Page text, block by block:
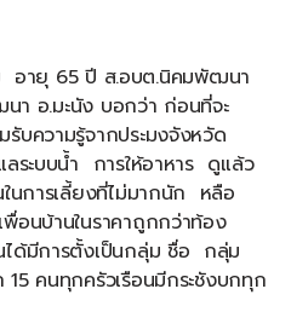
อายุ 65 ปี ส.อบต.นิคมพัฒนา
อ.มะนัง บอกว่า ก่อนที่จะ
รับความรู้จากประมงจังหวัด
ลระบบน้ำ การให้อาหาร ดูแล้ว
นการเลี้ยงที่ไม่มากนัก หลือ
อนบ้านในราคาถูกกว่าท้อง
ด้มีการตั้งเป็นกลุ่ม ชื่อ กลุ่ม
คนทุกครัวเรือนมีกระชังบกทุก